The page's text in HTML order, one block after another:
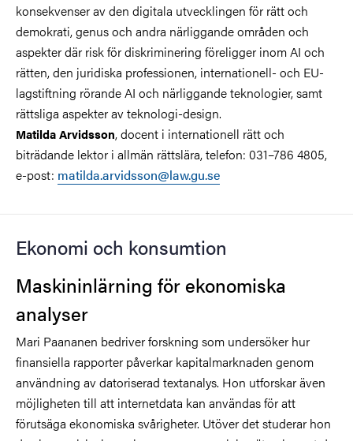
konsekvenser av den digitala utvecklingen för rätt och
demokrati, genus och andra närliggande områden och
aspekter där risk för diskriminering föreligger inom AI och
rätten, den juridiska professionen, internationell- och EU-
lagstiftning rörande AI och närliggande teknologier, samt
rättsliga aspekter av teknologi-design.
Matilda Arvidsson, docent i internationell rätt och
biträdande lektor i allmän rättslära, telefon: 031–786 4805,
e-post: matilda.arvidsson@law.gu.se
Ekonomi och konsumtion
Maskininlärning för ekonomiska
analyser
Mari Paananen bedriver forskning som undersöker hur
finansiella rapporter påverkar kapitalmarknaden genom
användning av datoriserad textanalys. Hon utforskar även
möjligheten till att internetdata kan användas för att
förutsäga ekonomiska svårigheter. Utöver det studerar hon